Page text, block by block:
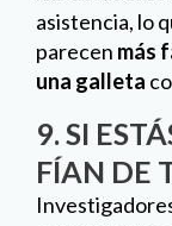
dueños y el
menos en las
asociadas con
perros
¿Tu mejor